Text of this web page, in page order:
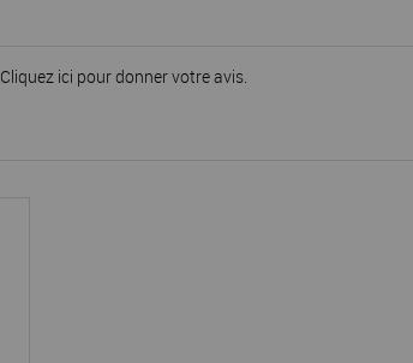
Cliquez ici pour donner votre avis.